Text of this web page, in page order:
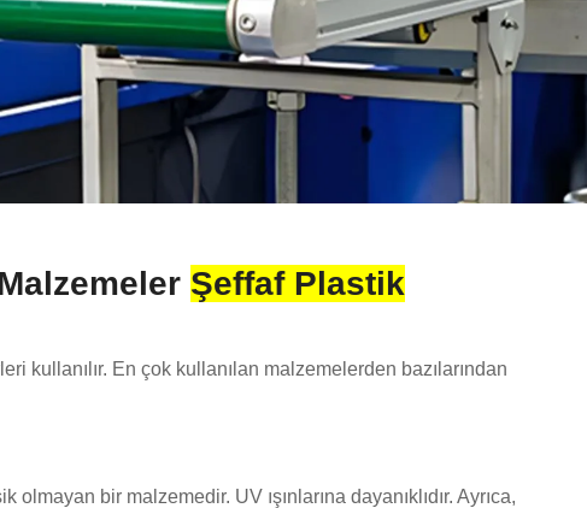
Şeffaf Plastik
kullanılır. En çok kullanılan malzemelerden bazılarından
bir malzemedir. UV ışınlarına dayanıklıdır. Ayrıca,